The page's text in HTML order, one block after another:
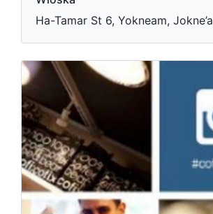
Ha-Tamar St 6, Yokneam,